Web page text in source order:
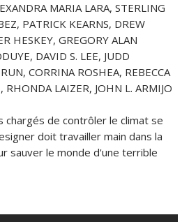
MARIA LARA, STERLING
PATRICK KEARNS, DREW
HESKEY, GREGORY ALAN
DAVID S. LEE, JUDD
CORRINA ROSHEA, REBECCA
RHONDA LAIZER, JOHN L. ARMIJO
chargés de contrôler le climat se
doit travailler main dans la
sauver le monde d'une terrible